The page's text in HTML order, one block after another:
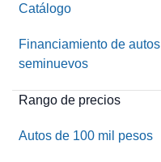
Catálogo
Financiamiento de autos
seminuevos
Rango de precios
Autos de 100 mil pesos